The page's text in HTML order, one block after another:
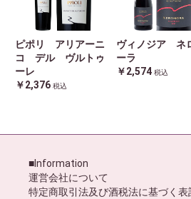
ピポリ アリアーニ
コ デル ヴルトゥ
ーレ
￥2,376 税込
ヴィノジア ネ
ーラ
￥2,574 税込
■Information
運営会社について
特定商取引法及び酒税法に基づく表